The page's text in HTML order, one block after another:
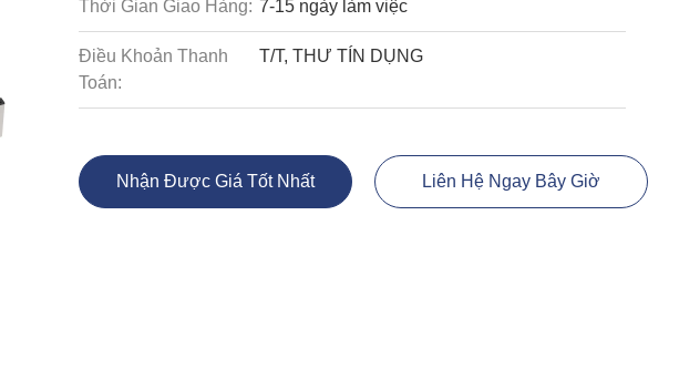
Thời Gian Giao Hàng: 7-15 ngày làm việc
Điều Khoản Thanh
Toán:
T/T, THƯ TÍN DỤNG
Nhận Được Giá Tốt Nhất Liên Hệ Ngay Bây Giờ